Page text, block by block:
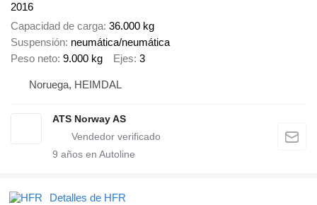
2016
Capacidad de carga 36.000 kg
Suspensión neumática/neumática
Peso neto 9.000 kg Ejes 3
Noruega, HEIMDAL
ATS Norway AS
9 años en Autoline
Detalles de HFR